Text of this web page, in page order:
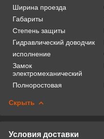
Ширина проезда
Габариты
Степень защиты
Гидравлический доводчик
исполнение
Замок
электромеханический
Полноростовая
Скрыть
Условия доставки